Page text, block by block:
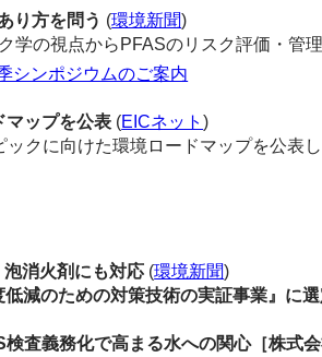
り方を問う (環境新聞)
の視点からPFASのリスク評価・管
シンポジウムのご案内
ップを公表 (EICネット)
クに向けた環境ロードマップを公表
消火剤にも対応 (環境新聞)
減のための対策技術の実証事業』に
査義務化で高まる水への関心［株式会